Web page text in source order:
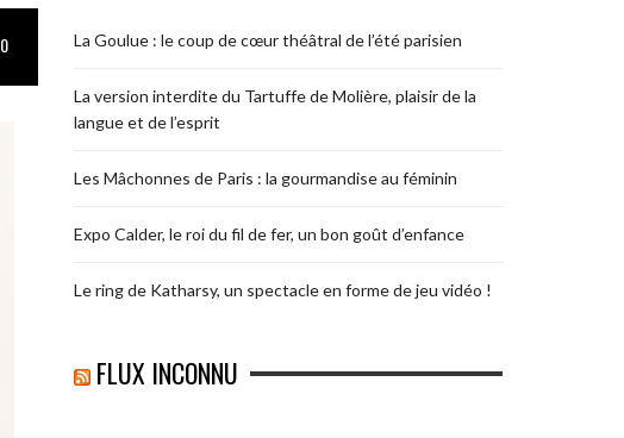
0 La Goulue : le coup de cœur théâtral de l’été parisien
La version interdite du Tartuffe de Molière, plaisir de la
langue et de l’esprit
Les Mâchonnes de Paris : la gourmandise au féminin
Expo Calder, le roi du fil de fer, un bon goût d’enfance
Le ring de Katharsy, un spectacle en forme de jeu vidéo !
FLUX INCONNU